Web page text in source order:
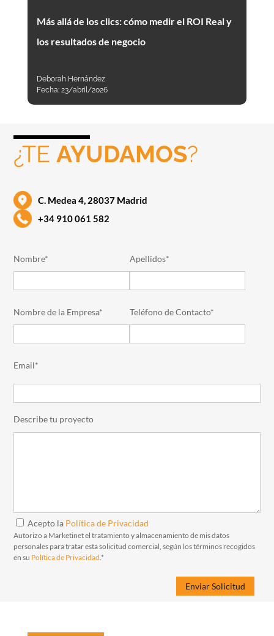
Más allá de los clics: cómo medir el ROI Real y
los resultados de negocio
Deborah Hernández
Fecha: 23/abril/2026
¿TEAYUDAMOS?
C. Medea 4, 28037 Madrid
+34 910 061 582
Nombre* Apellidos*
Nombre de la Empresa* Teléfono de Contacto*
Email*
Describe tu proyecto
Acepto la Política de Privacidad
Autorizo a Marketinet el tratamiento y almacenamiento de mis datos
personales para tratar esta solicitud comercial, según los términos recogidos
en su Política de Privacidad .*